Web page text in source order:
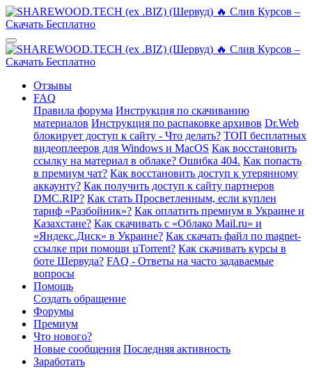
Отзывы
FAQ
Правила форума Инструкция по скачиванию
материалов Инструкция по распаковке архивов Dr.Web
блокирует доступ к сайту - Что делать? ТОП бесплатных
видеоплееров для Windows и MacOS Как восстановить
ссылку на материал в облаке? Ошибка 404. Как попасть
в премиум чат? Как восстановить доступ к утерянному
аккаунту? Как получить доступ к сайту партнеров
DMC.RIP? Как стать Просветленным, если куплен
тариф «Разбойник»? Как оплатить премиум в Украине и
Казахстане? Как скачивать с «Облако Mail.ru» и
«Яндекс.Диск» в Украине? Как скачать файл по magnet-
ссылке при помощи µTorrent? Как скачивать курсы в
боте Шервуда? FAQ - Ответы на часто задаваемые
вопросы
Помощь
Создать обращение
Форумы
Премиум
Что нового?
Новые сообщения Последняя активность
Заработать